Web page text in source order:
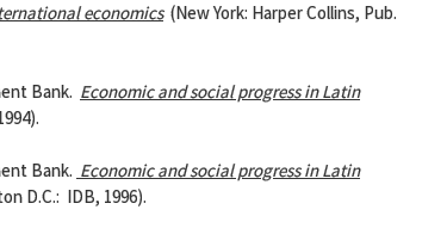
economics(New York: Harper Collins, Pub.
Bank. Economic and social progress inLatin
Bank. Economic and social progress in Latin
D.C.: IDB, 1996).